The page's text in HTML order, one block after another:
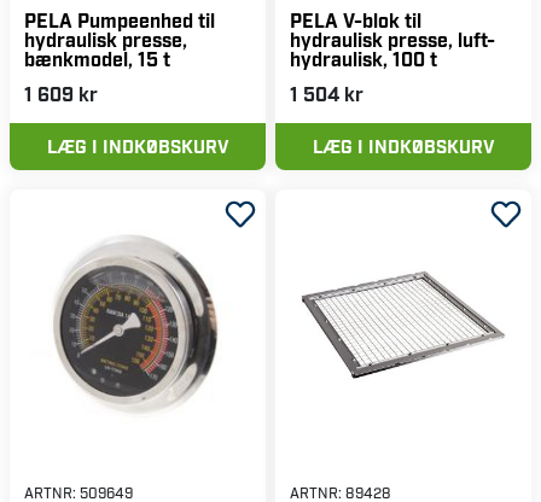
PELA Pumpeenhed til
hydraulisk presse,
bænkmodel, 15 t
1 609 kr
LÆG I INDKØBSKURV
PELA V-blok til
hydraulisk presse, luft-
hydraulisk, 100 t
1 504 kr
LÆG I INDKØBSKURV
ARTNR: 509649 ARTNR: 89428